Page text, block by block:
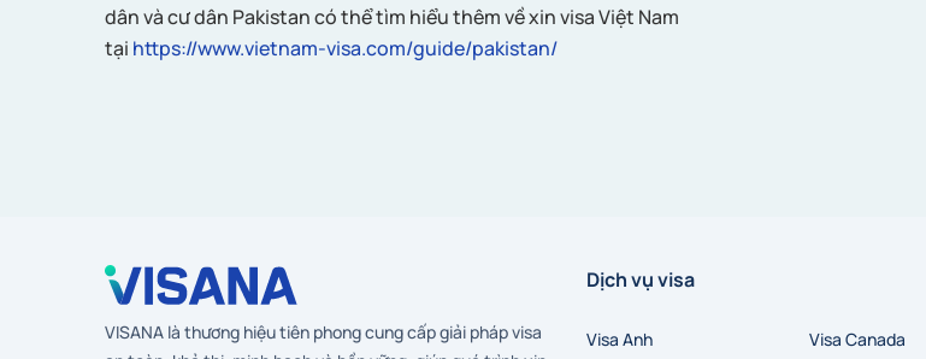
dân và cư dân Pakistan có thể tìm hiểu thêm về xin visa Việt Nam
tại https://www.vietnam-visa.com/guide/pakistan/
VISANA là thương hiệu tiên phong cung cấp giải pháp visa
Dịch vụ visa
Visa Anh Visa Canada